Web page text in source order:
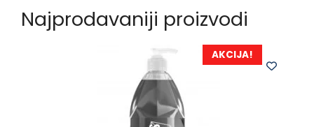
Najprodavaniji proizvodi
AKCIJA!